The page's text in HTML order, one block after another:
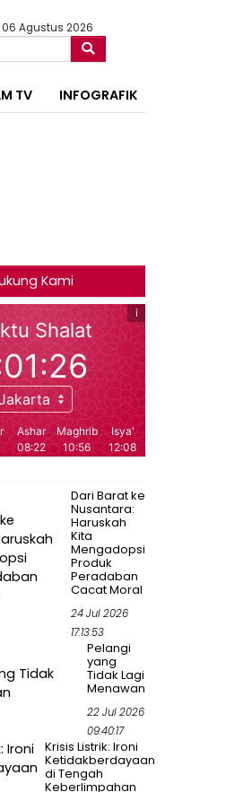
06 Agustus 2026
TV INFOGRAFIK
Kami
Dari Barat ke
Nusantara:
Haruskah
Kita
Mengadopsi
Produk
Peradaban
Cacat Moral
24 Jul 2026
17:13:53
Pelangi
yang
Tidak Lagi
Menawan
22 Jul 2026
09:40:17
Krisis Listrik: Ironi
Ketidakberdayaan
di Tengah
Keberlimpahan